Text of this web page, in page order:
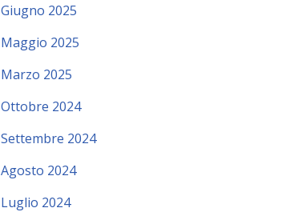
Giugno 2025
Maggio 2025
Marzo 2025
Ottobre 2024
Settembre 2024
Agosto 2024
Luglio 2024